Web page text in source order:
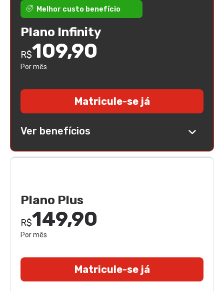
Melhor custo benefício
Plano Infinity
R$109,90
Por mês
Matricule-se já
Ver benefícios
Plano Plus
R$149,90
Por mês
Matricule-se já